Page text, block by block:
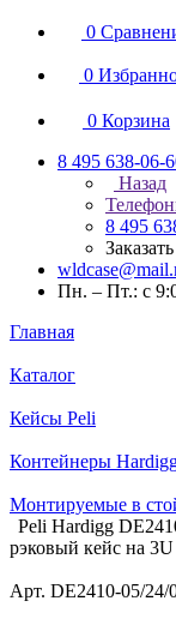
0
0
0 Корзина
8 495 638-06-
Назад
8 495
Пн. – Пт.: с
Главная
Каталог
Кейсы Peli
Контейнеры
Монтируемые в
Peli Hardigg
рэковый кейс на 3U
Арт. DE2410-05/24/